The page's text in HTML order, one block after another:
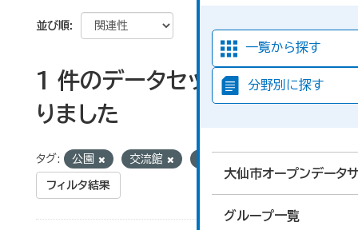
一覧から探す
分野別に探す
大仙市オープンデータ
グループ一覧
並び順
1 件のデータセットが見つか
りました
タグ: 公園 交流館
フィルタ結果